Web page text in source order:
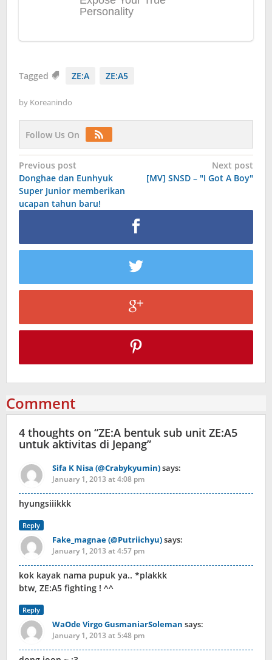
Tagged ZE:A ZE:A5
by Koreanindo
Follow Us On
Post
navigation
Previous post
Donghae dan Eunhyuk
Super Junior memberikan
ucapan tahun baru!
Next post
[MV] SNSD – "I Got A Boy"
Comment
4 thoughts on “ZE:A bentuk sub unit ZE:A5
untuk aktivitas di Jepang”
Sifa K Nisa (@Crabykyumin)says:
January 1, 2013 at 4:08 pm
hyungsiiikkk
Reply
Fake_magnae (@Putriichyu)says:
January 1, 2013 at 4:57 pm
kok kayak nama pupuk ya.. *plakkk
btw, ZE:A5 fighting ! ^^
Reply
WaOde Virgo GusmaniarSoleman says:
January 1, 2013 at 5:48 pm